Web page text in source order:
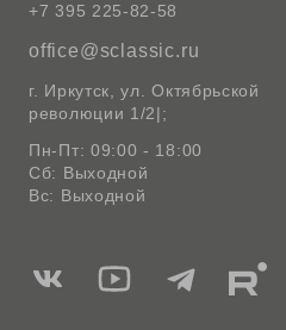
+7 395 225-82-58
office@sclassic.ru
г. Иркутск, ул. Октябрьской
революции 1/2|;
Пн-Пт: 09:00 - 18:00
Сб: Выходной
Вс: Выходной
Мы
Мы
Мы
Мы